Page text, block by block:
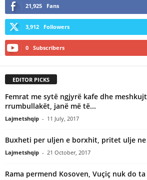
21,925 Fans
3,912 Followers
0 Subscribers
EDITOR PICKS
Femrat me sytë ngjyrë kafe dhe
rrumbullakët, janë më të...
Lajmetshqip - 11 July, 2017
Buxheti per uljen e borxhit, pritet ulje
Lajmetshqip - 21 October, 2017
Rama permend Kosoven, Vuçiç nuk do